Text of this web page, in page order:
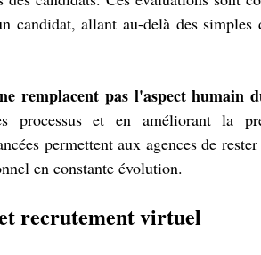
candidat, allant au-delà des simples
remplacent pas l'aspect humain
processus et en améliorant la
permettent aux agences de
en constante évolution.
recrutement virtuel